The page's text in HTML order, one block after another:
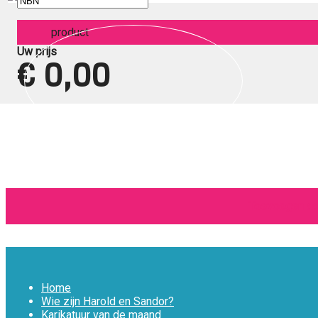
product
Uw prijs
€ 0,00
Home
Wie zijn Harold en Sandor?
Karikatuur van de maand